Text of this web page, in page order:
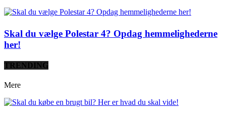
Skal du vælge Polestar 4? Opdag hemmelighederne
her!
TRENDING
Mere